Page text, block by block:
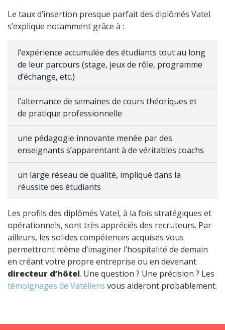
Le taux d’insertion presque parfait des diplômés Vatel
s’explique notamment grâce à :
l’expérience accumulée des étudiants tout au long
de leur parcours (stage, jeux de rôle, programme
d’échange, etc.)
l’alternance de semaines de cours théoriques et
de pratique professionnelle
une pédagogie innovante menée par des
enseignants s’apparentant à de véritables coachs
un large réseau de qualité, impliqué dans la
réussite des étudiants
Les profils des diplômés Vatel, à la fois stratégiques et
opérationnels, sont très appréciés des recruteurs. Par
ailleurs, les solides compétences acquises vous
permettront même d’imaginer l’hospitalité de demain
en créant votre propre entreprise ou en devenant
directeur d’hôtel. Une question ? Une précision ? Les
témoignages de Vatéliens vous aideront probablement.